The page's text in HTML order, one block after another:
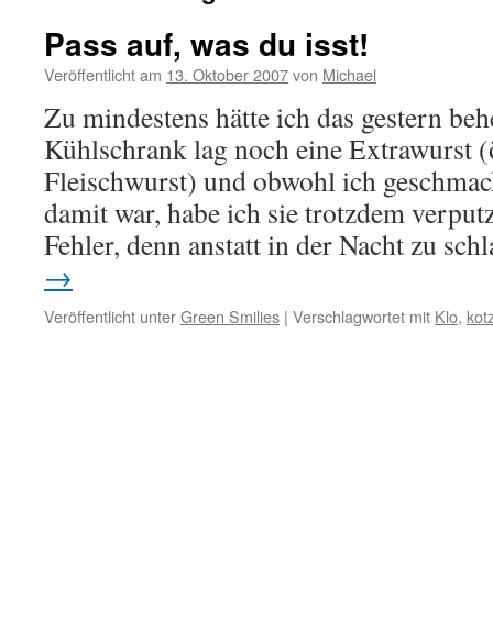
Pass auf, was du isst!
Veröffentlicht am 13. Oktober 2007von Michael
Zu mindestens hätte ich das gestern
Kühlschrank lag noch eine Extrawurst
Fleischwurst) und obwohl ich
damit war, habe ich sie trotzdem
Fehler, denn anstatt in der Nacht zu
→
Veröffentlicht unterGreen Smilies | Verschlagwortet mit Klo,